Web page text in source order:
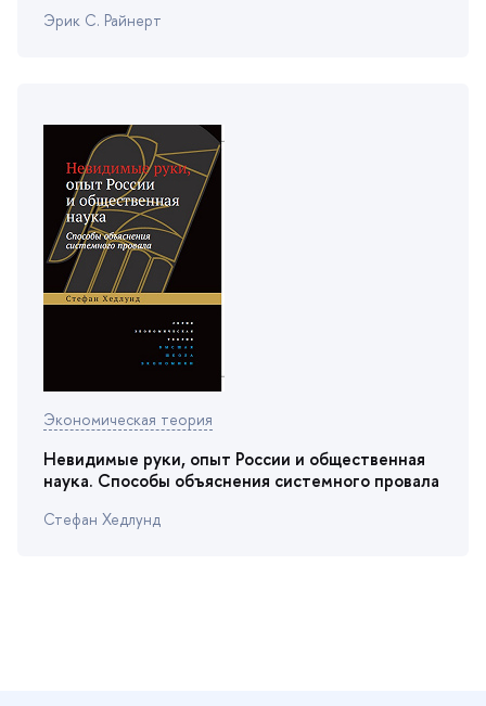
Эрик С. Райнерт
Экономическая теория
Невидимые руки, опыт России и общественная
наука. Способы объяснения системного провала
Стефан Хедлунд